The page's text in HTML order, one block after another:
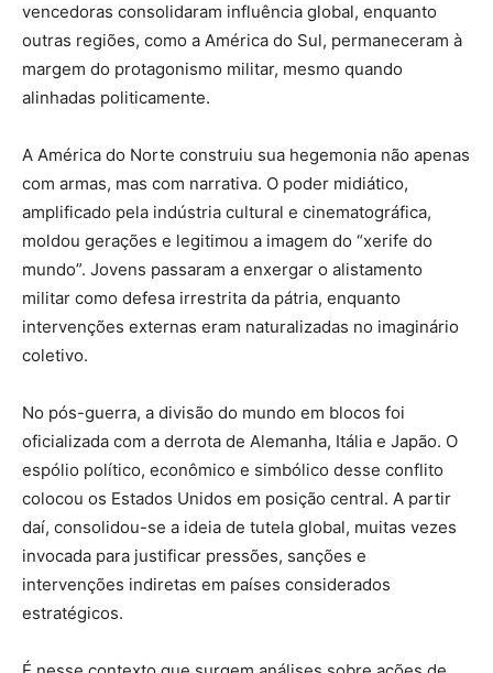
vencedoras consolidaram influência global, enquanto
outras regiões, como a América do Sul, permaneceram à
margem do protagonismo militar, mesmo quando
alinhadas politicamente.
A América do Norte construiu sua hegemonia não apenas
com armas, mas com narrativa. O poder midiático,
amplificado pela indústria cultural e cinematográfica,
moldou gerações e legitimou a imagem do “xerife do
mundo”. Jovens passaram a enxergar o alistamento
militar como defesa irrestrita da pátria, enquanto
intervenções externas eram naturalizadas no imaginário
coletivo.
No pós-guerra, a divisão do mundo em blocos foi
oficializada com a derrota de Alemanha, Itália e Japão. O
espólio político, econômico e simbólico desse conflito
colocou os Estados Unidos em posição central. A partir
daí, consolidou-se a ideia de tutela global, muitas vezes
invocada para justificar pressões, sanções e
intervenções indiretas em países considerados
estratégicos.